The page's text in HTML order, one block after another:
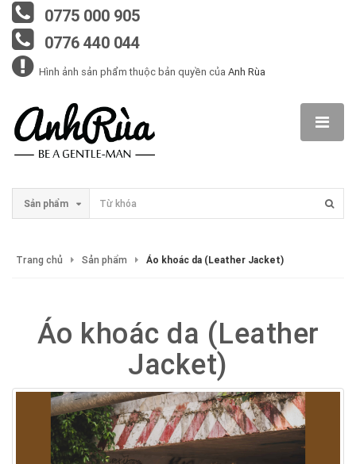
0775 000 905
0776 440 044
Hình ảnh sản phẩm thuộc bản quyền của Anh Rùa
Sản phẩm
Trang chủ Sản phẩm Áo khoác da (Leather Jacket)
Áo khoác da (Leather
Jacket)